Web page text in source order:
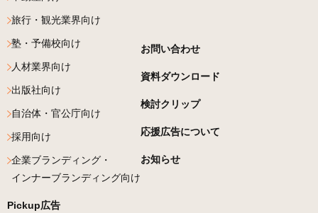
旅行・観光業界向け
塾・予備校向け
人材業界向け
出版社向け
自治体・官公庁向け
採用向け
企業ブランディング・
インナーブランディング向け
Pickup広告
お問い合わせ
資料ダウンロード
検討クリップ
応援広告について
お知らせ